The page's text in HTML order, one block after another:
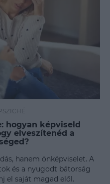
hogyan képviseld
elveszítenéd a
hanem önképviselet. A
és a nyugodt bátorság
el saját magad elől.